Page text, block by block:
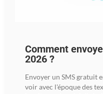
Comment
2026 ?
Envoyer un SMS gratuit
voir avec l'époque des